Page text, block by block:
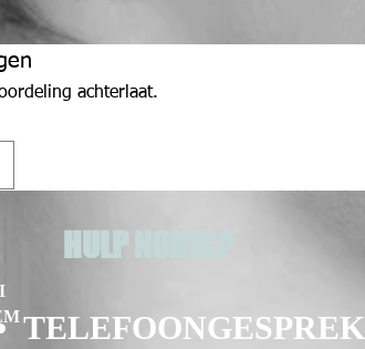
achterlaat.
HULP NODIG?
TELEFOONGESPREK